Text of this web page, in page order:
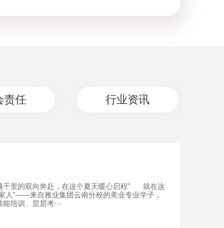
责任 行业资讯
千里的双向奔赴，在这个夏天暖心启程” 就在这
人”——来自雅业集团云南分校的美业专业学子，
培训、层层考···